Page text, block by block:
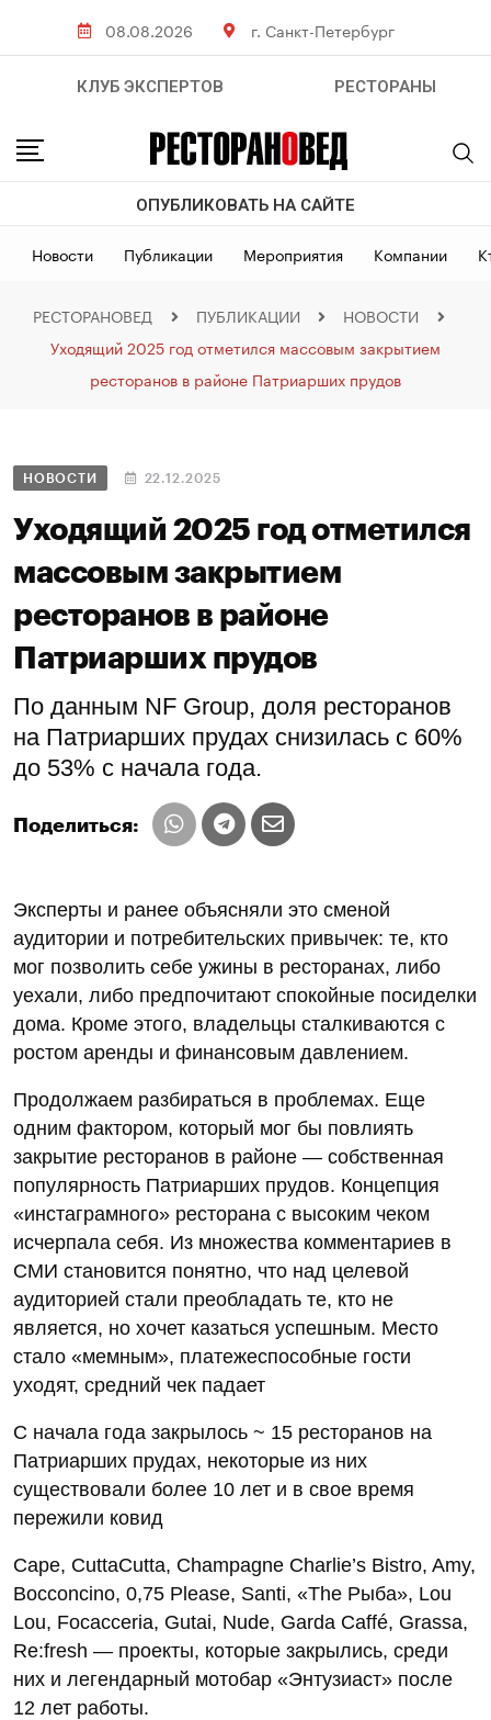
08.08.2026 г. Санкт-Петербург
КЛУБ ЭКСПЕРТОВ РЕСТОРАНЫ
ОПУБЛИКОВАТЬ НА САЙТЕ
Новости Публикации Мероприятия Компании
РЕСТОРАНОВЕД ПУБЛИКАЦИИ
НОВОСТИ
Уходящий 2025 год отметился массовым закрытием
ресторанов в районе Патриарших прудов
НОВОСТИ 22.12.2025
Уходящий 2025 год отметился
массовым закрытием
ресторанов в районе
Патриарших прудов
По данным NF Group, доля ресторанов
на Патриарших прудах снизилась с 60%
до 53% с начала года.
Поделиться:
Эксперты и ранее объясняли это сменой
аудитории и потребительских привычек: те, кто
мог позволить себе ужины в ресторанах, либо
уехали, либо предпочитают спокойные посиделки
дома. Кроме этого, владельцы сталкиваются с
ростом аренды и финансовым давлением.
Продолжаем разбираться в проблемах. Еще
одним фактором, который мог бы повлиять
закрытие ресторанов в районе — собственная
популярность Патриарших прудов. Концепция
«инстаграмного» ресторана с высоким чеком
исчерпала себя. Из множества комментариев в
СМИ становится понятно, что над целевой
аудиторией стали преобладать те, кто не
является, но хочет казаться успешным. Место
стало «мемным», платежеспособные гости
уходят, средний чек падает
С начала года закрылось ~ 15 ресторанов на
Патриарших прудах, некоторые из них
существовали более 10 лет и в свое время
пережили ковид
Cape, CuttaCutta, Champagne Charlie’s Bistro, Amy,
Bocconcino, 0,75 Please, Santi, «The Рыба», Lou
Lou, Focacceria, Gutai, Nude, Garda Caffé, Grassa,
Re:fresh — проекты, которые закрылись, среди
них и легендарный мотобар «Энтузиаст» после
12 лет работы.